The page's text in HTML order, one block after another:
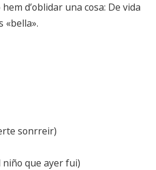
d’oblidar una cosa: De vida
«bella».
sonrreir)
que ayer fui)